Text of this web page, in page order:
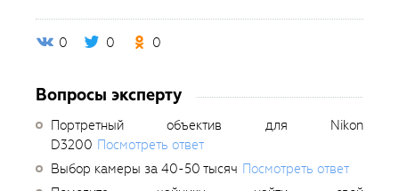
0 0 0
Вопросы эксперту
Портретный объектив для Nikon
D3200 Посмотреть ответ
Выбор камеры за 40-50 тысяч Посмотреть ответ